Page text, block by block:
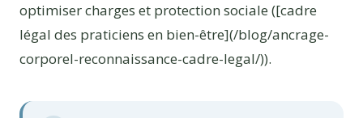
optimiser charges et protection sociale ([cadre
légal des praticiens en bien-être](/blog/ancrage-
corporel-reconnaissance-cadre-legal/)).